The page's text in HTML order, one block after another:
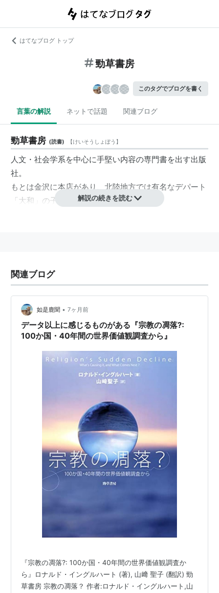
はてなブログ トップ
勁草書房
このタグでブログを書く
言葉の解説 ネットで話題 関連ブログ
勁草書房 (読書) 【けいそうしょぼう 】
人文・社会学系を中心に手堅い内容の専門書を出す出版
社。
もとは金沢に本店があり、北陸地方では有名なデパート
「大和」 の子会社として出発した。
メディア:単行本
購入: 10人クリック: 183回
作者:
上野千鶴子
出版社/メーカー:勁草書房
発売日:1985/08/25
メディア:単行本
この商品を含むブログ (10件) を見る
権力の予期理論―了解を媒介にし
た作動形式
作者:宮台真司
出版社/メーカー:
この商品を含むブログ (19件) を見る
解説の続きを読む
関連ブログ
如是鹿聞 • 7ヶ月前
データ以上に感じるものがある『宗教の凋落?:
100か国・40年間の世界価値観調査から』
『宗教の凋落?: 100か国・40年間の世界価値観調査か
ら』ロナルド・イングルハート (著), 山﨑 聖子 (翻訳) 勁
草書房 宗教の凋落？ 作者:ロナルド・イングルハート,山